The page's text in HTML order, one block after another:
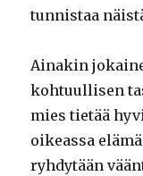
tunnistaa
Ainakin
kohtuullisen
mies tietää
oikeassa
ryhdytään